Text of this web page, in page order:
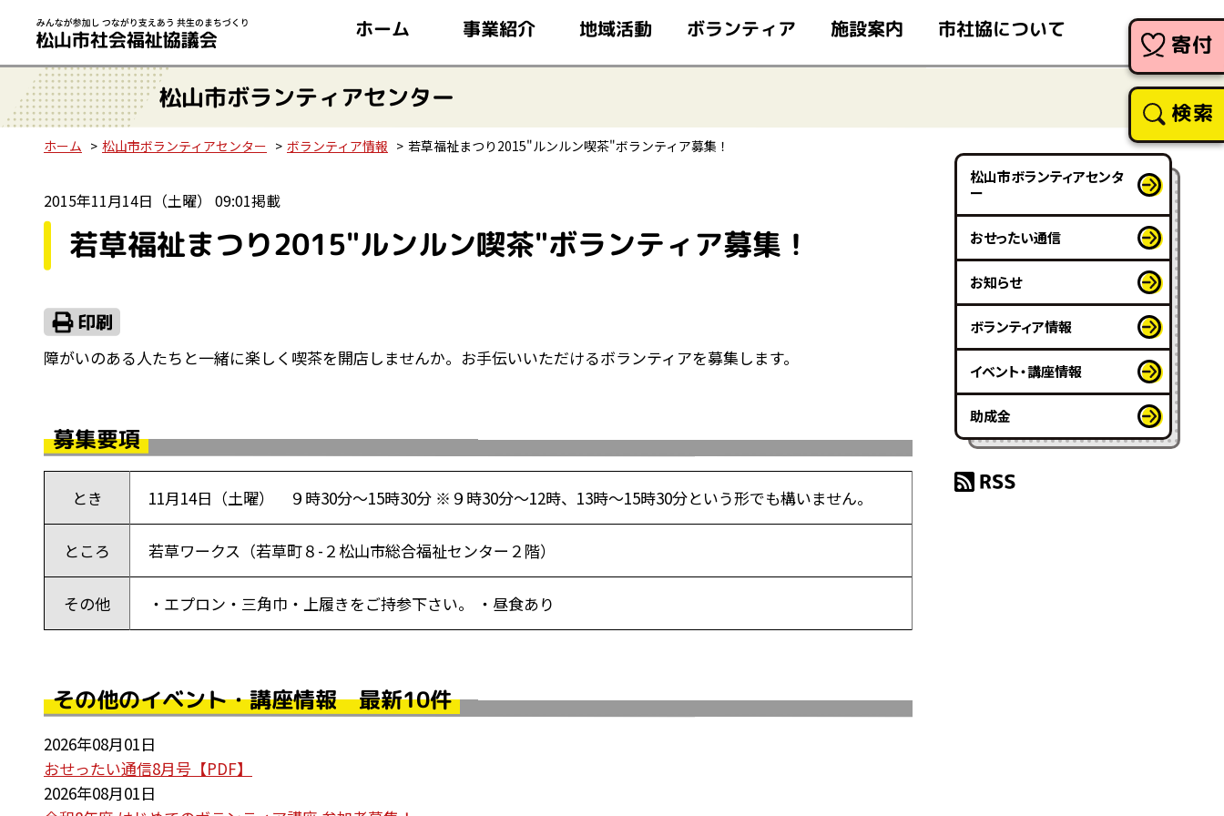
ホーム 事業紹介 地域活動 ボランティア 施設案内 市社協について
寄付
検索
松山市ボランティアセンター
ホーム 松山市ボランティアセンター ボランティア情報 若草福祉まつり2015"ルンルン喫茶"ボランティア募集！
2015年11月14日（土曜） 09:01掲載
若草福祉まつり2015"ルンルン喫茶"ボランティア募集！
障がいのある人たちと一緒に楽しく喫茶を開店しませんか。お手伝いいただけるボランティアを募集します。
募集要項
とき 11月14日（土曜） ９時30分～15時30分 ※９時30分～12時、13時～15時30分という形でも構いません。
ところ 若草ワークス（若草町８-２松山市総合福祉センター２階）
その他 ・エプロン・三角巾・上履きをご持参下さい。 ・昼食あり
その他のイベント・講座情報 最新10件
2026年08月01日
おせったい通信8月号【PDF】
2026年08月01日
松山市ボランティアセンタ
ー
おせったい通信
お知らせ
ボランティア情報
イベント・講座情報
助成金